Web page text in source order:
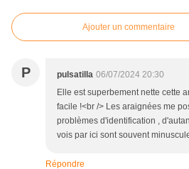
Ajouter un commentaire
P pulsatilla 06/07/2024 20:30
Elle est superbement nette cette
facile !<br /> Les araignées me
problèmes d'identification ,
vois par ici sont souvent
Répondre